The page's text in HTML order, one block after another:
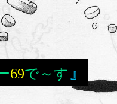
69で～す 』